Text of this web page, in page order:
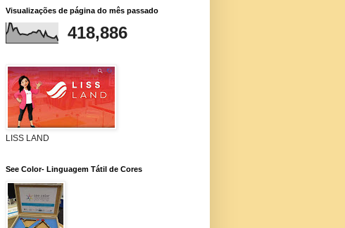
Visualizações de página do mês passado
418,886
LISS LAND
See Color- Linguagem Tátil de Cores